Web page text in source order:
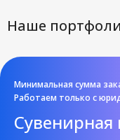
Наше
Минимальная сумма
Работаем только с